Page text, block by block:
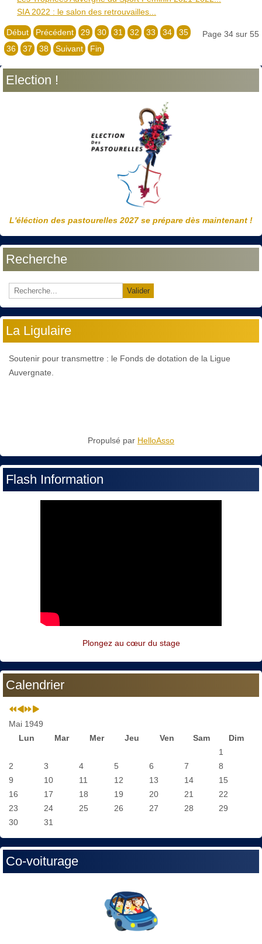
SIA 2022 : le salon des retrouvailles...
Page 34 sur 55
Début Précédent 29 30 31 32 33 34
35
36
37 38 Suivant Fin
Election !
L'éléction des pastourelles 2027 se prépare dès maintenant !
Recherche
Valider
La Ligulaire
Soutenir pour transmettre : le Fonds de dotation de la Ligue
Auvergnate.
Propulsé par HelloAsso
Flash Information
Plongez au cœur du stage
Calendrier
Mai 1949
Lun
Mar Mer Jeu Ven Sam
Dim
1
2
3 4 5 6 7
8
9
10 11 12 13 14
15
16
17 18 19 20 21
22
23
24 25 26 27 28
29
30
31
Co-voiturage